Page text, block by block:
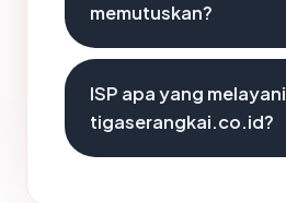
memutuskan?
ISP apa yang melayani
tigaserangkai.co.id?